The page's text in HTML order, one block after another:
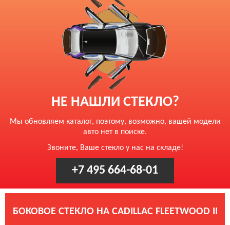
НЕ НАШЛИ СТЕКЛО?
Мы обновляем каталог, поэтому, возможно, вашей модели
авто нет в поиске.
Звоните, Ваше стекло у нас на складе!
+7 495 664-68-01
БОКОВОЕ СТЕКЛО НА CADILLAC FLEETWOOD II